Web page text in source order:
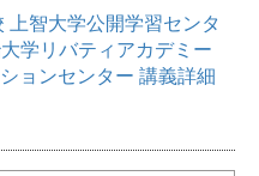
上智大学公開学習センタ
学リバティアカデミー
ョンセンター 講義詳細